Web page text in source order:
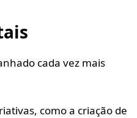
cada vez mais
como a criação de